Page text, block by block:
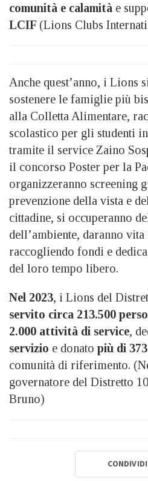
comunità e calamità e
LCIF (Lions Clubs
Anche quest’anno, i Lions
sostenere le famiglie più
alla Colletta Alimentare,
scolastico per gli studenti
tramite il service Zaino
il concorso Poster per la
organizzeranno screening
prevenzione della vista e
cittadine, si occuperanno
dell’ambiente, daranno
raccogliendo fondi e
del loro tempo libero.
Nel 2023, i Lions del
servito circa 213.500
2.000 attività di service,
servizio e donato più di
comunità di riferimento.
governatore del Distretto
Bruno)
CONDIVIDI